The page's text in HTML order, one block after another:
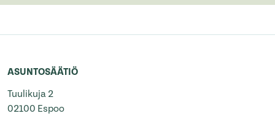
ASUNTOSÄÄTIÖ
Tuulikuja 2
02100 Espoo